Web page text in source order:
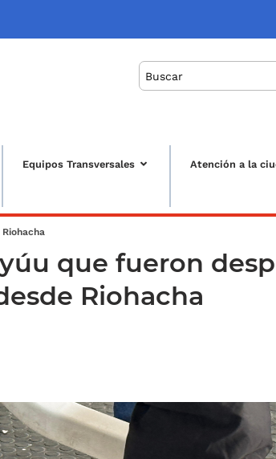
Buscar
Equipos Transversales Atención a la
que fueron
Riohacha